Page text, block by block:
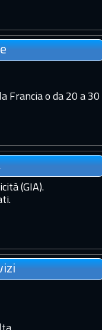
Francia o da 20 a 30
(GIA).